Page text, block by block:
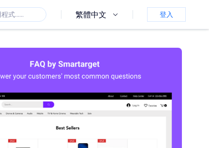
繁體中文 登入